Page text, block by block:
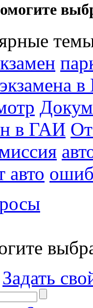
в ГАИ
авто
Задать